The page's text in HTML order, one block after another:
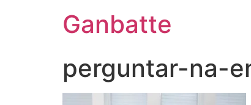
Ganbatte
perguntar-na-